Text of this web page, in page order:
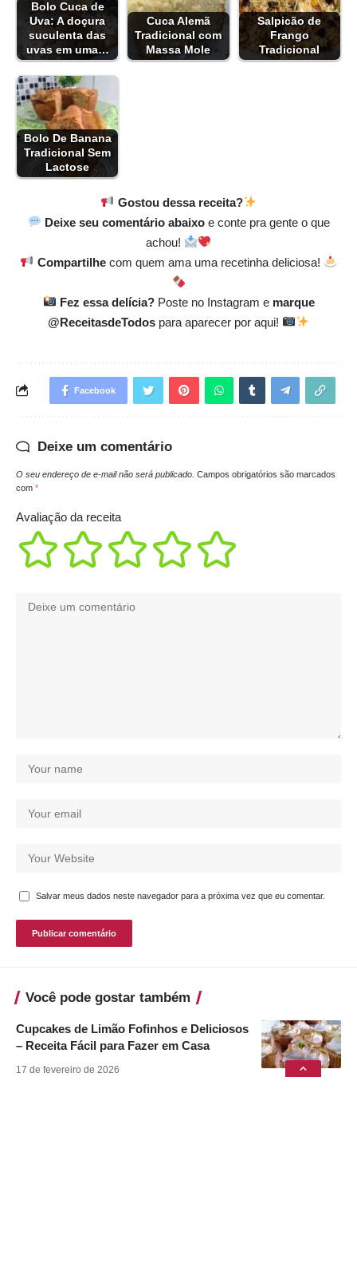
Bolo Cuca de
Uva: A doçura
suculenta das
uvas em uma…
Cuca Alemã
Tradicional com
Massa Mole
Salpicão de
Frango
Tradicional
Bolo De Banana
Tradicional Sem
Lactose
Gostou dessa receita?
Deixe seu comentário abaixoe conte pra gente o que
achou!
Compartilhecom quem ama uma recetinha deliciosa!
Fez essa delícia?Poste no Instagram e marque
@ReceitasdeTodospara aparecer por aqui!
Facebook
Deixe um comentário
O seu endereço de e-mail não será publicado. Campos obrigatórios são marcados
com *
Avaliação da receita
Salvar meus dados neste navegador para a próxima vez que eu comentar.
Você pode gostar também
Cupcakes de Limão Fofinhos e Deliciosos
– Receita Fácil para Fazer em Casa
17 de fevereiro de 2026